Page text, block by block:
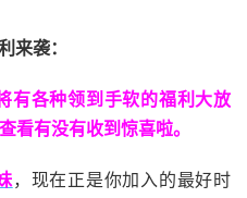
来袭：
有各种领到手软的福利大放
看有没有收到惊喜啦。
，现在正是你加入的最好时